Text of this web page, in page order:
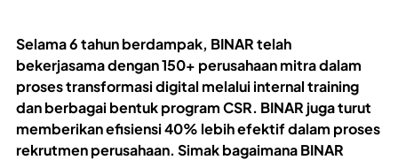
Selama 6 tahun berdampak, BINAR telah
bekerjasama dengan 150+ perusahaan mitra dalam
proses transformasi digital melalui internal training
dan berbagai bentuk program CSR. BINAR juga turut
memberikan efisiensi 40% lebih efektif dalam proses
rekrutmen perusahaan. Simak bagaimana BINAR